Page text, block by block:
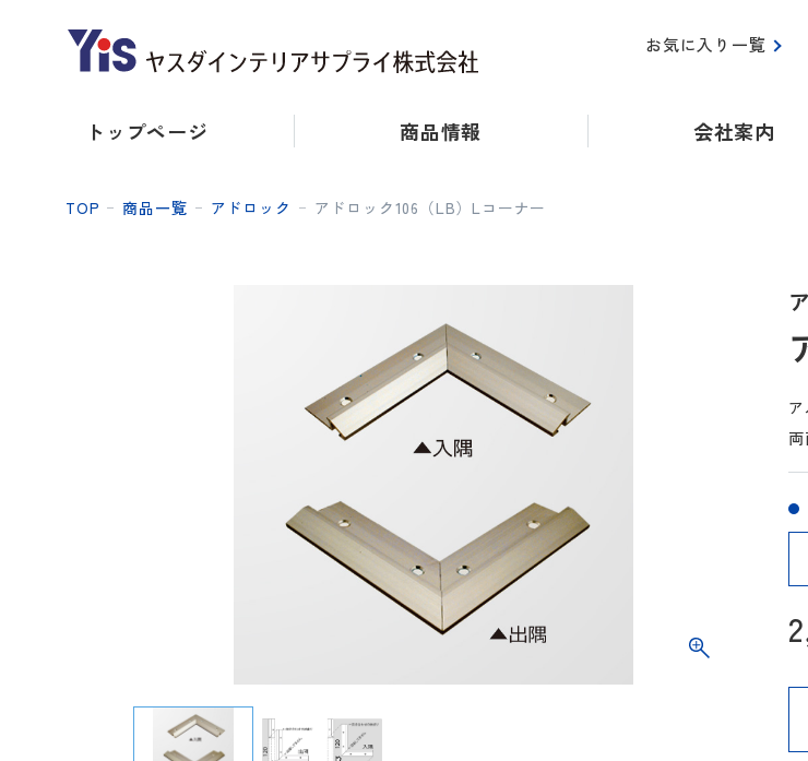
トップページ 商品情報 会社案内
お気に入り一覧
TOP 商品一覧 アドロック アドロック106（LB）Lコーナー